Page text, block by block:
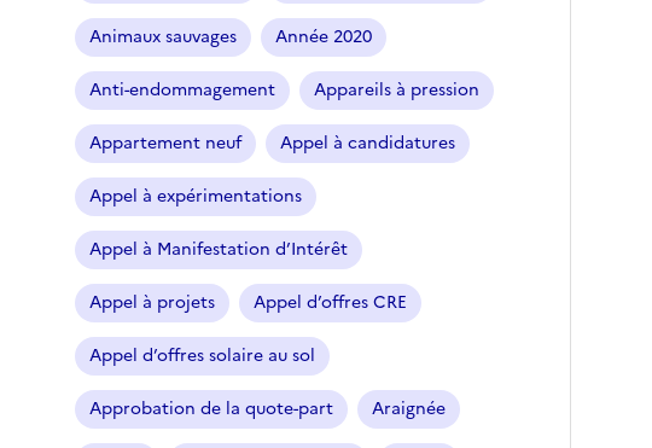
Animaux sauvages Année 2020
Anti-endommagement Appareils à pression
Appartement neuf Appel à candidatures
Appel à expérimentations
Appel à Manifestation d’Intérêt
Appel à projets Appel d’offres CRE
Appel d’offres solaire au sol
Approbation de la quote-part Araignée